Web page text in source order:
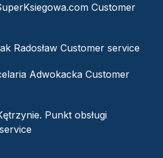
Customer
Radosław Customer service
Adwokacka Customer
Punkt obsługi